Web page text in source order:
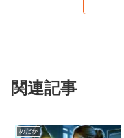
関連記事
めだか